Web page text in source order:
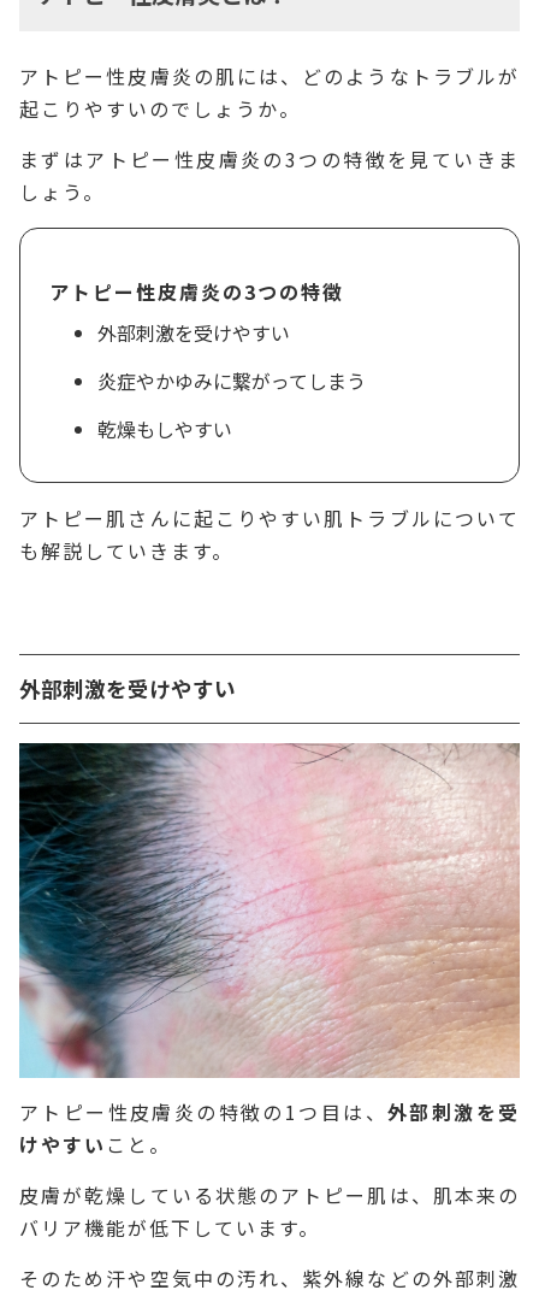
アトピー性皮膚炎の肌には、どのようなトラブルが
起こりやすいのでしょうか。
まずはアトピー性皮膚炎の3つの特徴を見ていきま
しょう。
アトピー性皮膚炎の3つの特徴
外部刺激を受けやすい
炎症やかゆみに繋がってしまう
乾燥もしやすい
アトピー肌さんに起こりやすい肌トラブルについて
も解説していきます。
外部刺激を受けやすい
アトピー性皮膚炎の特徴の1つ目は、 外部刺激を受
けやすい こと。
皮膚が乾燥している状態のアトピー肌は、肌本来の
バリア機能が低下しています。
そのため汗や空気中の汚れ、紫外線などの外部刺激